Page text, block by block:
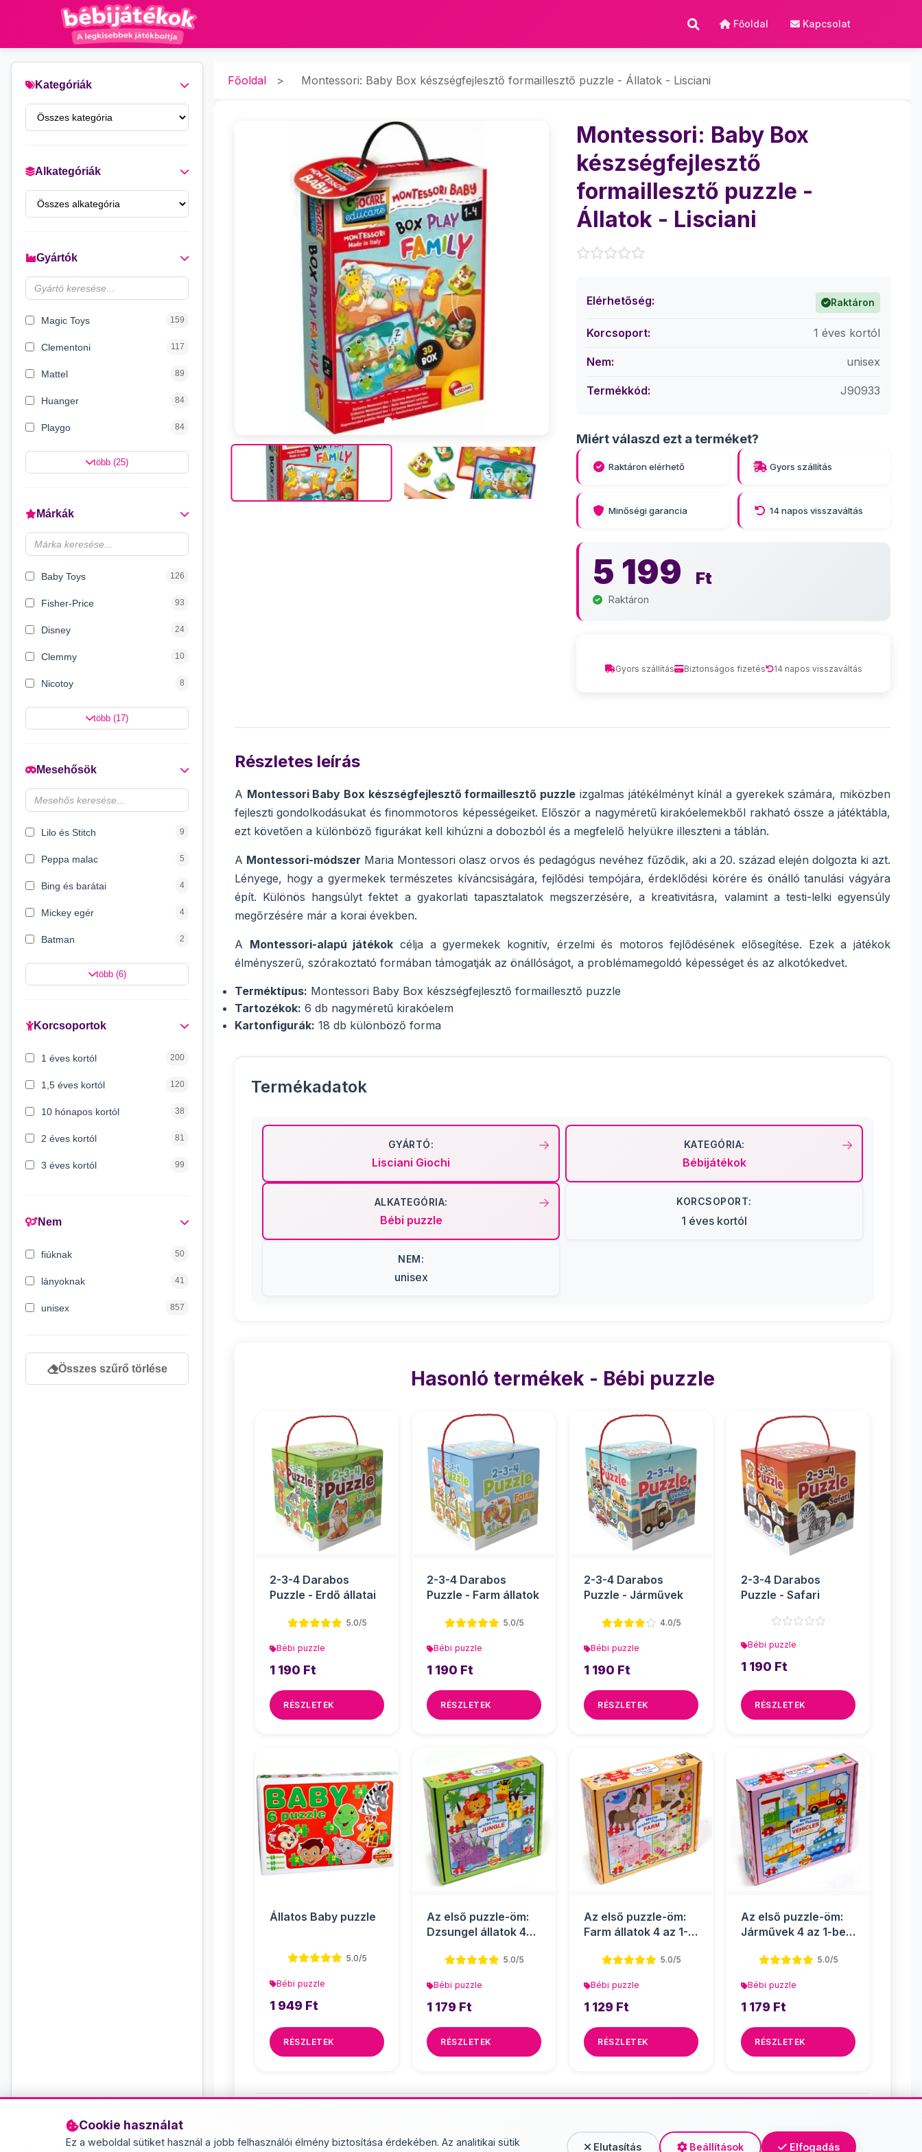
Cookie használat
Ez a weboldal sütiket használ a jobb felhasználói élmény biztosítása érdekében. Az analitikai sütik
Elutasítás Beállítások Elfogadás
Főoldal Kapcsolat
Kategóriák
Alkategóriák
Gyártók
Magic Toys 159
Clementoni 117
Mattel 89
Huanger 84
Playgo 84
Magyar Gyártó 76
Craze
Luna 33
több (25)
Márkák
Baby Toys 126
Fisher-Price 93
Disney 24
Clemmy 10
Nicotoy 8
Carotina 8
Plush Toys
Smoby 4
több (17)
Mesehősök
Lilo és Stitch 9
Peppa malac 5
Bing és barátai 4
Mickey egér 4
Batman 2
Hello Kitty 2
Spongya Bob
több (6)
Korcsoportok
1 éves kortól 200
1,5 éves kortól 120
10 hónapos kortól 38
2 éves kortól 81
3 éves kortól 99
4 éves kortól 6
Nem
fiúknak 50
lányoknak 41
unisex 857
Összes szűrő törlése
Főoldal > Montessori: Baby Box készségfejlesztő formaillesztő puzzle - Állatok - Lisciani
Montessori: Baby Box
készségfejlesztő
formaillesztő puzzle -
Állatok - Lisciani
Elérhetőség: Raktáron
Korcsoport: 1 éves kortól
Nem: unisex
Termékkód: J90933
Miért válaszd ezt a terméket?
Raktáron elérhető Gyors szállítás
Minőségi garancia 14 napos visszaváltás
5 199 Ft
Raktáron
Gyors szállítás Biztonságos fizetés 14 napos visszaváltás
Részletes leírás
A Montessori Baby Box készségfejlesztő formaillesztő puzzle izgalmas játékélményt kínál a gyerekek számára, miközben
fejleszti gondolkodásukat és finommotoros képességeiket. Először a nagyméretű kirakóelemekből rakható össze a játéktábla,
ezt követően a különböző figurákat kell kihúzni a dobozból és a megfelelő helyükre illeszteni a táblán.
A Montessori-módszer Maria Montessori olasz orvos és pedagógus nevéhez fűződik, aki a 20. század elején dolgozta ki azt.
Lényege, hogy a gyermekek természetes kíváncsiságára, fejlődési tempójára, érdeklődési körére és önálló tanulási vágyára
épít. Különös hangsúlyt fektet a gyakorlati tapasztalatok megszerzésére, a kreativitásra, valamint a testi-lelki egyensúly
megőrzésére már a korai években.
A Montessori-alapú játékok célja a gyermekek kognitív, érzelmi és motoros fejlődésének elősegítése. Ezek a játékok
élményszerű, szórakoztató formában támogatják az önállóságot, a problémamegoldó képességet és az alkotókedvet.
Terméktípus: Montessori Baby Box készségfejlesztő formaillesztő puzzle
Tartozékok: 6 db nagyméretű kirakóelem
Kartonfigurák: 18 db különböző forma
Termékadatok
GYÁRTÓ:
Lisciani Giochi
KATEGÓRIA:
Bébijátékok
ALKATEGÓRIA:
Bébi puzzle
KORCSOPORT:
1 éves kortól
NEM:
unisex
Hasonló termékek - Bébi puzzle
2-3-4 Darabos
Puzzle - Erdő állatai
5.0/5
Bébi puzzle
1 190 Ft
RÉSZLETEK
2-3-4 Darabos
Puzzle - Farm állatok
5.0/5
Bébi puzzle
1 190 Ft
RÉSZLETEK
2-3-4 Darabos
Puzzle - Járművek
4.0/5
Bébi puzzle
1 190 Ft
RÉSZLETEK
2-3-4 Darabos
Puzzle - Safari
Bébi puzzle
1 190 Ft
RÉSZLETEK
Állatos Baby puzzle
5.0/5
Bébi puzzle
1 949 Ft
RÉSZLETEK
Az első puzzle-öm:
Dzsungel állatok 4
puzzl...
5.0/5
Bébi puzzle
1 179 Ft
RÉSZLETEK
Az első puzzle-öm:
Farm állatok 4 az 1-
5.0/5
Bébi puzzle
1 129 Ft
RÉSZLETEK
Az első puzzle-öm:
Járművek 4 az 1-ben
5.0/5
Bébi puzzle
1 179 Ft
RÉSZLETEK
További termékek - Bébi puzzle